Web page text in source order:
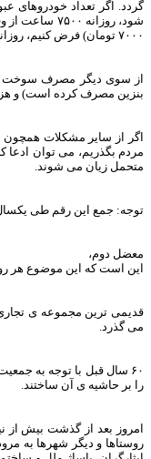
شود،
۷۰۰۰ تومان) فرض کنیم، روزانه ۵۰ میلیون تومان از وقت مردم در این ترافیکی که لزوما مجبور به تحملش نیستیم به هدر می رود.
بنزین مصرف کرده است) و هزینه ی این
اگر از سایر مشکلات همچون
متحمل زیان می شوند.
توجه: جمع این رقم طی
معضل دوم،
این است که این موضوع هر
می گذرد.
را بر حاشیه ی آن ساختند.